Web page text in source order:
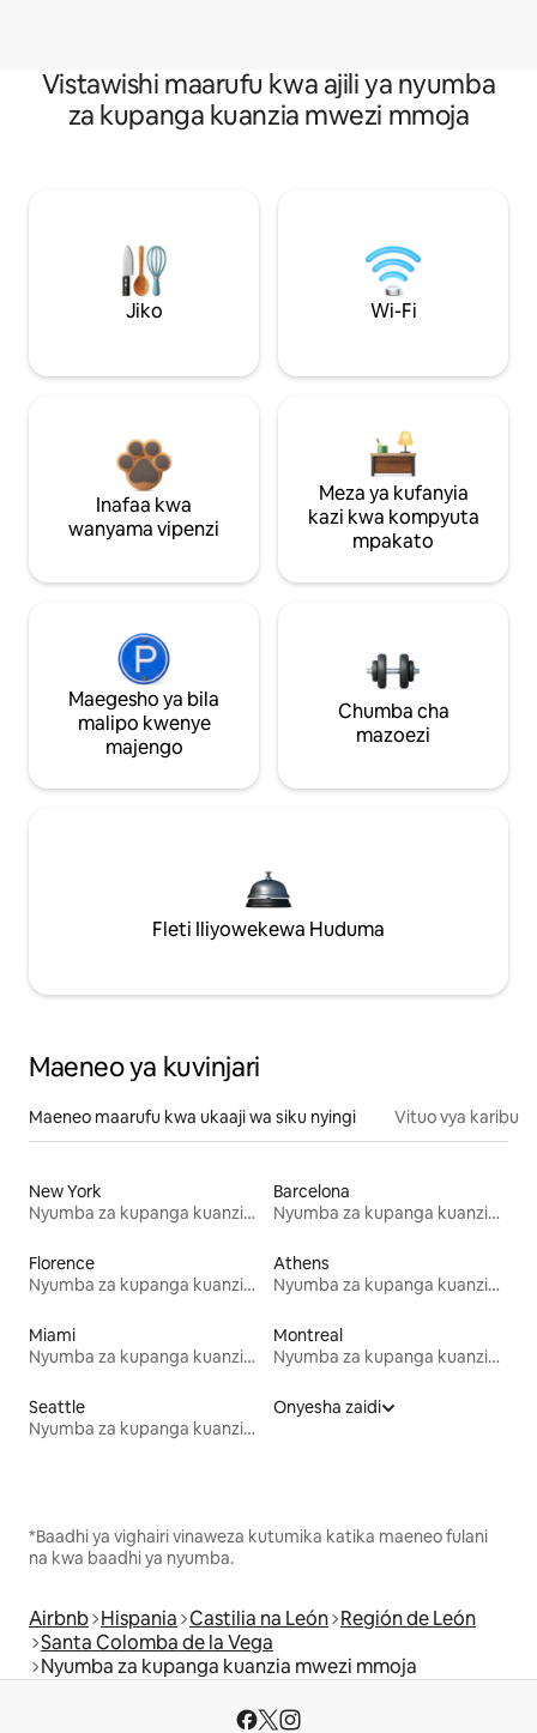
Vistawishi maarufu kwa ajili ya nyumba
za kupanga kuanzia mwezi mmoja
Jiko Wi-Fi
Inafaa kwa
wanyama vipenzi
Meza ya kufanyia
kazi kwa kompyuta
mpakato
Maegesho ya bila
malipo kwenye
majengo
Chumba cha
mazoezi
Fleti Iliyowekewa Huduma
Maeneo ya kuvinjari
Maeneo maarufu kwa ukaaji wa siku nyingi Vituo vya karibu
New York
Nyumba za kupanga kuanzia mwezi mmoja
Barcelona
Nyumba za kupanga kuanzia mwezi mmoja
Florence
Nyumba za kupanga kuanzia mwezi mmoja
Athens
Nyumba za kupanga kuanzia mwezi mmoja
Miami
Nyumba za kupanga kuanzia mwezi mmoja
Montreal
Nyumba za kupanga kuanzia mwezi mmoja
Seattle
Nyumba za kupanga kuanzia mwezi mmoja
Onyesha zaidi
*Baadhi ya vighairi vinaweza kutumika katika maeneo fulani
na kwa baadhi ya nyumba.
Airbnb Hispania Castilia na León Región de León
Santa Colomba de la Vega
Nyumba za kupanga kuanzia mwezi mmoja